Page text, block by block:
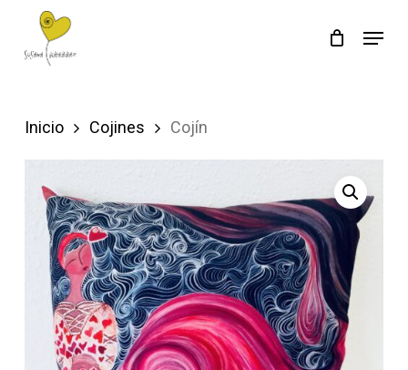
Menu
Inicio Cojines Cojín